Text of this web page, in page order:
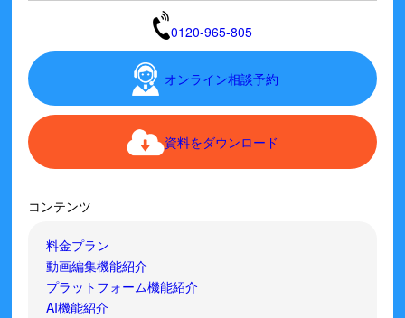
0120-965-805
オンライン相談予約
資料をダウンロード
コンテンツ
料金プラン
動画編集機能紹介
プラットフォーム機能紹介
AI機能紹介